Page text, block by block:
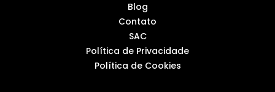
Blog
Contato
SAC
Política de Privacidade
Política de Cookies